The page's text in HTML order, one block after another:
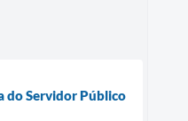
do Servidor Público